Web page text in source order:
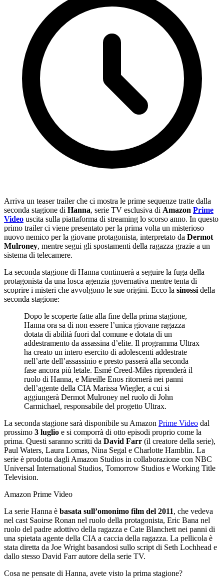
Arriva un teaser trailer che ci mostra le prime sequenze tratte dalla
seconda stagione di Hanna, serie TV esclusiva di Amazon Prime
Video uscita sulla piattaforma di streaming lo scorso anno. In questo
primo trailer ci viene presentato per la prima volta un misterioso
nuovo nemico per la giovane protagonista, interpretato da Dermot
Mulroney, mentre segui gli spostamenti della ragazza grazie a un
sistema di telecamere.
La seconda stagione di Hanna continuerà a seguire la fuga della
protagonista da una losca agenzia governativa mentre tenta di
scoprire i misteri che avvolgono le sue origini. Ecco la sinossi della
seconda stagione:
Dopo le scoperte fatte alla fine della prima stagione,
Hanna ora sa di non essere l’unica giovane ragazza
dotata di abilità fuori dal comune e dotata di un
addestramento da assassina d’elite. Il programma Ultrax
ha creato un intero esercito di adolescenti addestrate
nell’arte dell’assassinio e presto passerà alla seconda
fase ancora più letale. Esmé Creed-Miles riprenderà il
ruolo di Hanna, e Mireille Enos ritornerà nei panni
dell’agente della CIA Marissa Wiegler, a cui si
aggiungerà Dermot Mulroney nel ruolo di John
Carmichael, responsabile del progetto Ultrax.
La seconda stagione sarà disponibile su Amazon Prime Video dal
prossimo 3 luglio e si comporrà di otto episodi proprio come la
prima. Questi saranno scritti da David Farr (il creatore della serie),
Paul Waters, Laura Lomas, Nina Segal e Charlotte Hamblin. La
serie è prodotta dagli Amazon Studios in collaborazione con NBC
Universal International Studios, Tomorrow Studios e Working Title
Television.
Amazon Prime Video
La serie Hanna è basata sull’omonimo film del 2011, che vedeva
nel cast Saoirse Ronan nel ruolo della protagonista, Eric Bana nel
ruolo del padre adottivo della ragazza e Cate Blanchett nei panni di
una spietata agente della CIA a caccia della ragazza. La pellicola è
stata diretta da Joe Wright basandosi sullo script di Seth Lochhead e
dallo stesso David Farr autore della serie TV.
Cosa ne pensate di Hanna, avete visto la prima stagione?